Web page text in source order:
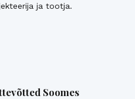
ja tootja.
Soomes